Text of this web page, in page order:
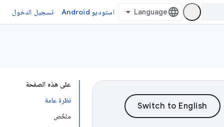
استوديو Android تسجيل الدخول
على هذه الصفحة
نظرة عامة
ملخّص